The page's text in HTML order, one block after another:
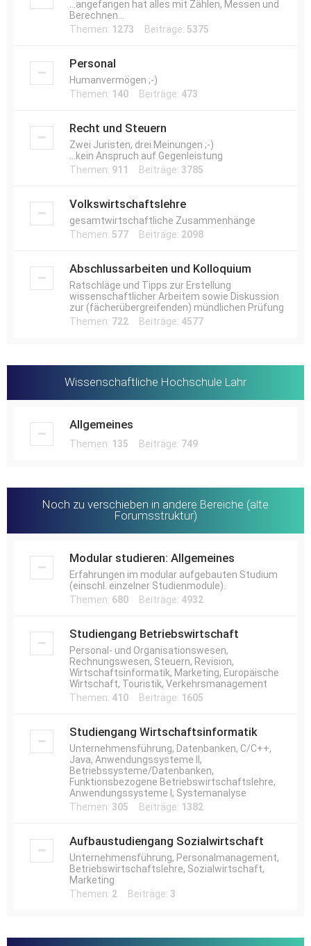
...angefangen hat alles mit Zählen, Messen und
Berechnen...
Themen: 1273 Beiträge: 5375
Personal
Humanvermögen ;-)
Themen: 140 Beiträge: 473
Recht und Steuern
Zwei Juristen, drei Meinungen ;-)
...kein Anspruch auf Gegenleistung
Themen: 911 Beiträge: 3785
Volkswirtschaftslehre
gesamtwirtschaftliche Zusammenhänge
Themen: 577 Beiträge: 2098
Abschlussarbeiten und Kolloquium
Ratschläge und Tipps zur Erstellung
wissenschaftlicher Arbeitem sowie Diskussion
zur (fächerübergreifenden) mündlichen Prüfung
Themen: 722 Beiträge: 4577
Wissenschaftliche Hochschule Lahr
Allgemeines
Themen: 135 Beiträge: 749
Noch zu verschieben in andere Bereiche (alte
Forumsstruktur)
Modular studieren: Allgemeines
Erfahrungen im modular aufgebauten Studium
(einschl. einzelner Studienmodule).
Themen: 680 Beiträge: 4932
Studiengang Betriebswirtschaft
Personal- und Organisationswesen,
Rechnungswesen, Steuern, Revision,
Wirtschaftsinformatik, Marketing, Europäische
Wirtschaft, Touristik, Verkehrsmanagement
Themen: 410 Beiträge: 1605
Studiengang Wirtschaftsinformatik
Unternehmensführung, Datenbanken, C/C++,
Java, Anwendungssysteme II,
Betriebssysteme/Datenbanken,
Funktionsbezogene Betriebswirtschaftslehre,
Anwendungssysteme I, Systemanalyse
Themen: 305 Beiträge: 1382
Aufbaustudiengang Sozialwirtschaft
Unternehmensführung, Personalmanagement,
Betriebswirtschaftslehre, Sozialwirtschaft,
Marketing
Themen: 2 Beiträge: 3